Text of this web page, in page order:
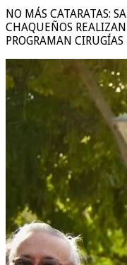
NO MÁS CATARATAS:
CHAQUEÑOS
PROGRAMAN